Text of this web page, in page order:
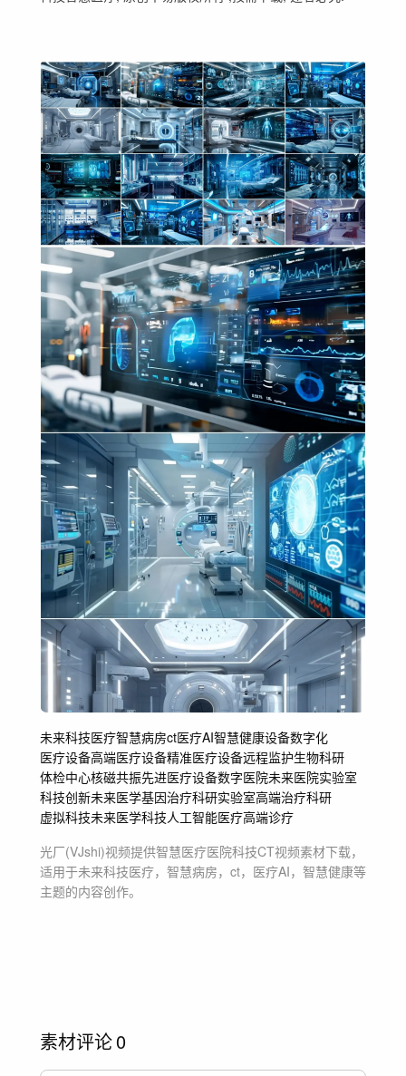
未来科技医疗智慧病房ct医疗AI智慧健康设备数字化
医疗设备高端医疗设备精准医疗设备远程监护生物科研
体检中心核磁共振先进医疗设备数字医院未来医院实验室
科技创新未来医学基因治疗科研实验室高端治疗科研
虚拟科技未来医学科技人工智能医疗高端诊疗
光厂(VJshi)视频提供智慧医疗医院科技CT视频素材下载，
适用于未来科技医疗，智慧病房，ct，医疗AI，智慧健康等
主题的内容创作。
素材评论0